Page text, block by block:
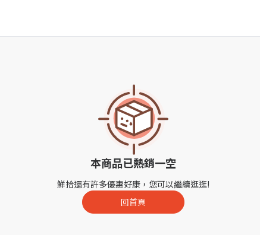
本商品已熱銷一空
鮮拾還有許多優惠好康，您可以繼續逛逛!
回首頁